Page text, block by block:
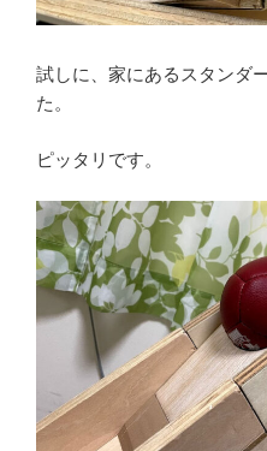
試しに、家にあるスタンダ
た。
ピッタリです。